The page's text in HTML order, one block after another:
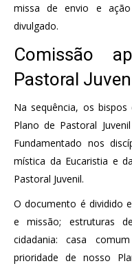
missa de envio e
divulgado.
Comissão
Pastoral
Na sequência, os
Plano de Pastoral
Fundamentado nos
mística da Eucaristia e
Pastoral Juvenil.
O documento é dividido
e missão; estruturas
cidadania: casa
prioridade de nosso